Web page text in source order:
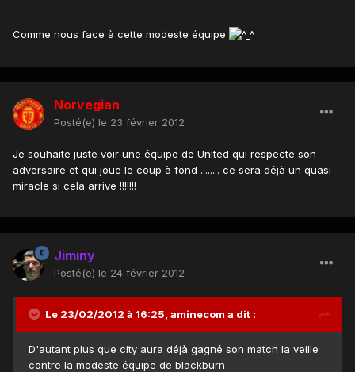
Comme nous face à cette modeste équipe
Norvegian
Posté(e) le 23 février 2012
Je souhaite juste voir une équipe de United qui respecte son
adversaire et qui joue le coup à fond ........ ce sera déjà un quasi
miracle si cela arrive !!!!!!!
Jiminy
Posté(e) le 24 février 2012
Le 23/02/2012 à 16:25, aminecom a dit :
D'autant plus que city aura déjà gagné son match la veille
contre la modeste équipe de blackburn